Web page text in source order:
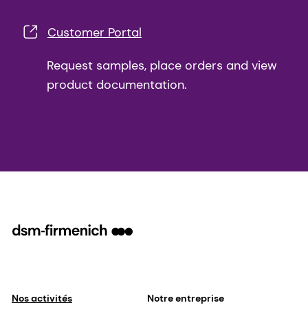
Customer Portal
Request samples, place orders and view
product documentation.
Nos activités Notre entreprise